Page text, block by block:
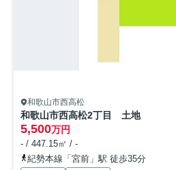
和歌山市西高松
和歌山市西高松2丁目 土地
5,500万円
- / 447.15㎡ / -
紀勢本線「宮前」駅 徒歩35分